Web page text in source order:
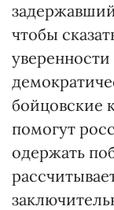
чтобы
бойцовские
помогут
одержать